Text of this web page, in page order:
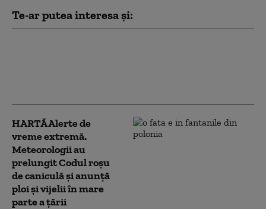
Te-ar putea interesa și:
HARTĂ Alerte de
vreme extremă.
Meteorologii au
prelungit Codul roșu
de caniculă și anunță
ploi și vijelii în mare
parte a țării